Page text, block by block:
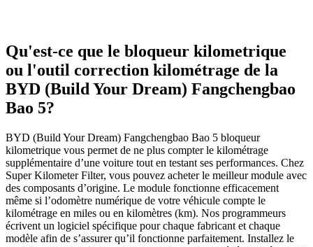
Qu'est-ce que le bloqueur kilometrique
ou l'outil correction kilométrage de la
BYD (Build Your Dream) Fangchengbao
Bao 5?
BYD (Build Your Dream) Fangchengbao Bao 5 bloqueur
kilometrique vous permet de ne plus compter le kilométrage
supplémentaire d’une voiture tout en testant ses performances. Chez
Super Kilometer Filter, vous pouvez acheter le meilleur module avec
des composants d’origine. Le module fonctionne efficacement
même si l’odomètre numérique de votre véhicule compte le
kilométrage en miles ou en kilomètres (km). Nos programmeurs
écrivent un logiciel spécifique pour chaque fabricant et chaque
modèle afin de s’assurer qu’il fonctionne parfaitement. Installez le